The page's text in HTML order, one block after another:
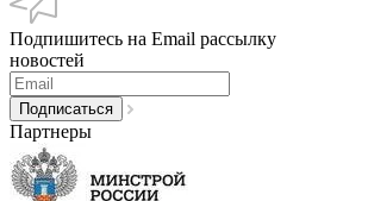
Подпишитесь на Email рассылку
новостей
Партнеры